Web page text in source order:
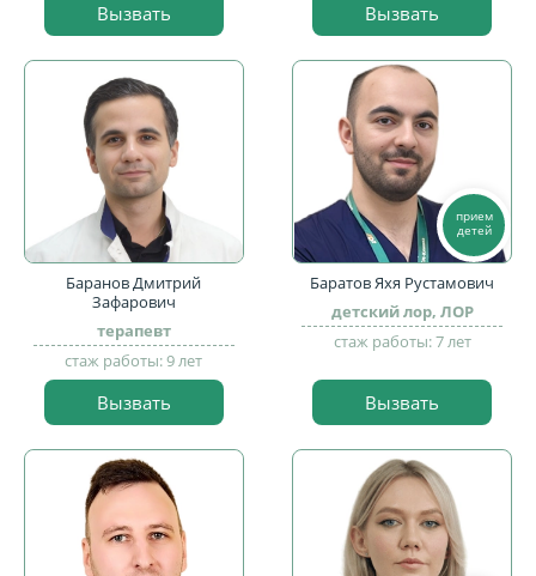
Вызвать Вызвать
Баранов Дмитрий
Зафарович
терапевт
стаж работы: 9 лет
Вызвать
прием
детей
Баратов Яхя Рустамович
детский лор, ЛОР
стаж работы: 7 лет
Вызвать